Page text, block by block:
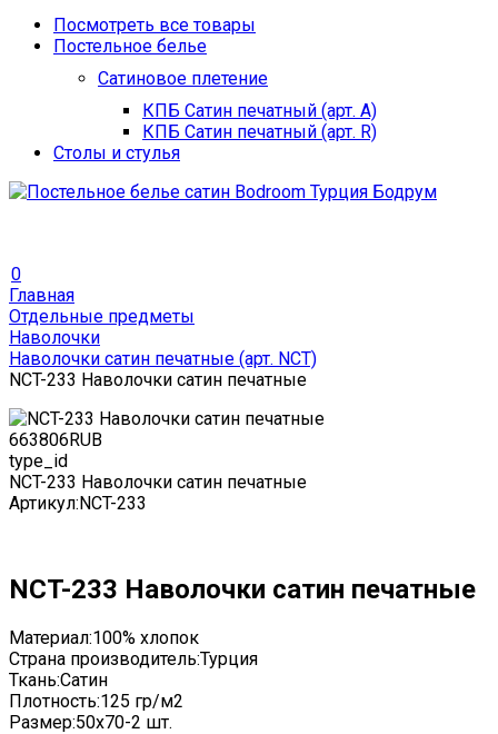
Посмотреть все товары
Постельное белье
Сатиновое плетение
КПБ Сатин печатный (арт. A)
КПБ Сатин печатный (арт. R)
Столы и стулья
0
Главная
Отдельные предметы
Наволочки
Наволочки сатин печатные (арт. NCT)
NCT-233 Наволочки сатин печатные
663806RUB
type_id
NCT-233 Наволочки сатин печатные
Артикул:NCT-233
NCT-233 Наволочки сатин печатные
Материал:100% хлопок
Страна производитель:Турция
Ткань:Сатин
Плотность:125 гр/м2
Размер:50x70-2 шт.